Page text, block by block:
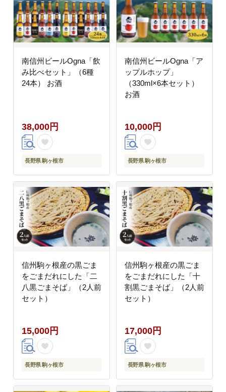
南信州ビールOgna「飲
み比べセット」（6種
24本） お酒
38,000円
長野県 駒ヶ根市
南信州ビールOgna「ア
ップルホップ」
（330ml×6本セット）
お酒
10,000円
長野県 駒ヶ根市
信州駒ヶ根産の黒ごま
をごまだれにした「二
八黒ごまそば」（2人前
セット）
15,000円
長野県 駒ヶ根市
信州駒ヶ根産の黒ごま
をごまだれにした「十
割黒ごまそば」（2人前
セット）
17,000円
長野県 駒ヶ根市